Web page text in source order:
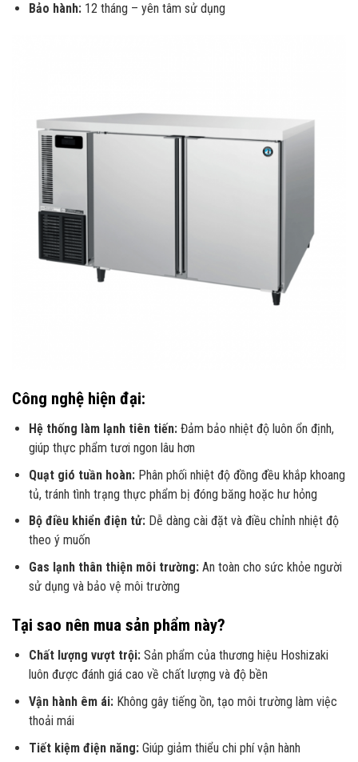
Bảo hành:12 tháng – yên tâm sử dụng
Công nghệ hiện đại:
Hệ thống làm lạnh tiên tiến:Đảm bảo nhiệt độ luôn ổn định,
giúp thực phẩm tươi ngon lâu hơn
Quạt gió tuần hoàn:Phân phối nhiệt độ đồng đều khắp khoang
tủ, tránh tình trạng thực phẩm bị đóng băng hoặc hư hỏng
Bộ điều khiển điện tử:Dễ dàng cài đặt và điều chỉnh nhiệt độ
theo ý muốn
Gas lạnh thân thiện môi trường:An toàn cho sức khỏe người
sử dụng và bảo vệ môi trường
Tại sao nên mua sản phẩm này?
Chất lượng vượt trội:Sản phẩm của thương hiệu Hoshizaki
luôn được đánh giá cao về chất lượng và độ bền
Vận hành êm ái:Không gây tiếng ồn, tạo môi trường làm việc
thoải mái
Tiết kiệm điện năng:Giúp giảm thiểu chi phí vận hành